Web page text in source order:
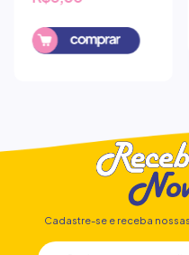
Cadastre-se e receba